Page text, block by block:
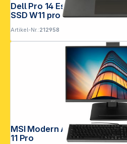
Dell Pro 14 Essential PV14255 AI5 330 16GB 512GB
SSD W11 pro
Artikel-Nr.:212958
MSI Modern AM273QP 27" (69cm) CU7 32GB Win
11 Pro